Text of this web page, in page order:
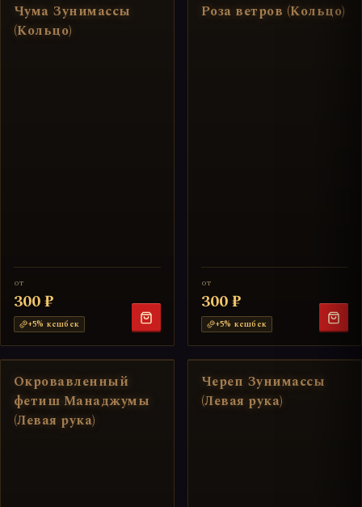
Чума Зунимассы
(Кольцо)
от
300 ₽
+5% кешбек
Роза ветров (Кольцо)
от
300 ₽
+5% кешбек
Окровавленный
фетиш Манаджумы
(Левая рука)
Череп Зунимассы
(Левая рука)